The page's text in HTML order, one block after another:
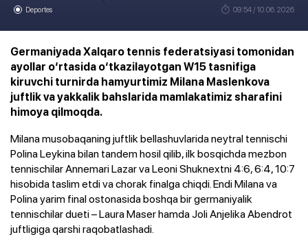
Deportes 09:54 / 10.06.2026
Germaniyada Xalqaro tennis federatsiyasi tomonidan
ayollar o‘rtasida o‘tkazilayotgan W15 tasnifiga
kiruvchi turnirda hamyurtimiz Milana Maslenkova
juftlik va yakkalik bahslarida mamlakatimiz sharafini
himoya qilmoqda.
Milana musobaqaning juftlik bellashuvlarida neytral tennischi
Polina Leykina bilan tandem hosil qilib, ilk bosqichda mezbon
tennischilar Annemari Lazar va Leoni Shuknextni 4:6, 6:4, 10:7
hisobida taslim etdi va chorak finalga chiqdi. Endi Milana va
Polina yarim final ostonasida boshqa bir germaniyalik
tennischilar dueti – Laura Maser hamda Joli Anjelika Abendrot
juftligiga qarshi raqobatlashadi.